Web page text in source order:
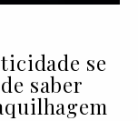
se
saber